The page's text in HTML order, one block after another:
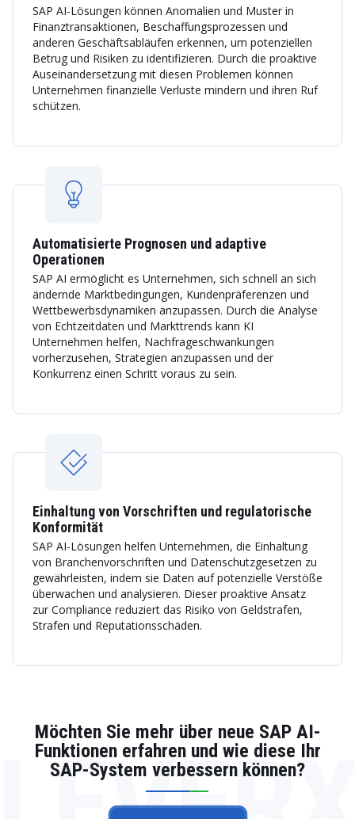
SAP AI-Lösungen können Anomalien und Muster in
Finanztransaktionen, Beschaffungsprozessen und
anderen Geschäftsabläufen erkennen, um potenziellen
Betrug und Risiken zu identifizieren. Durch die proaktive
Auseinandersetzung mit diesen Problemen können
Unternehmen finanzielle Verluste mindern und ihren Ruf
schützen.
Automatisierte Prognosen und adaptive
Operationen
SAP AI ermöglicht es Unternehmen, sich schnell an sich
ändernde Marktbedingungen, Kundenpräferenzen und
Wettbewerbsdynamiken anzupassen. Durch die Analyse
von Echtzeitdaten und Markttrends kann KI
Unternehmen helfen, Nachfrageschwankungen
vorherzusehen, Strategien anzupassen und der
Konkurrenz einen Schritt voraus zu sein.
Einhaltung von Vorschriften und regulatorische
Konformität
SAP AI-Lösungen helfen Unternehmen, die Einhaltung
von Branchenvorschriften und Datenschutzgesetzen zu
gewährleisten, indem sie Daten auf potenzielle Verstöße
überwachen und analysieren. Dieser proaktive Ansatz
zur Compliance reduziert das Risiko von Geldstrafen,
Strafen und Reputationsschäden.
Möchten Sie mehr über neue SAP AI-
Funktionen erfahren und wie diese Ihr
SAP-System verbessern können?